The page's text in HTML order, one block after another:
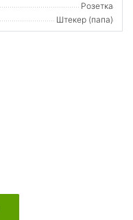
Розетка
Штекер (папа)